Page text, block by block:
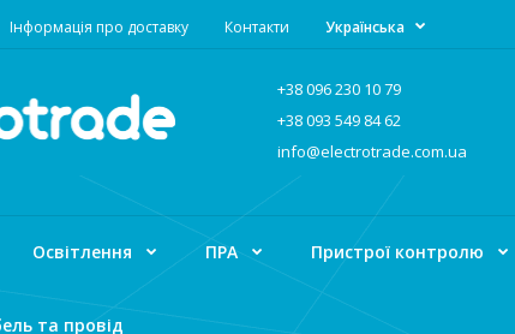
Інформація про доставку Контакти Українська
+38 096 230 10 79
+38 093 549 84 62
info@electrotrade.com.ua
Освітлення ПРА Пристрої контролю
та провід